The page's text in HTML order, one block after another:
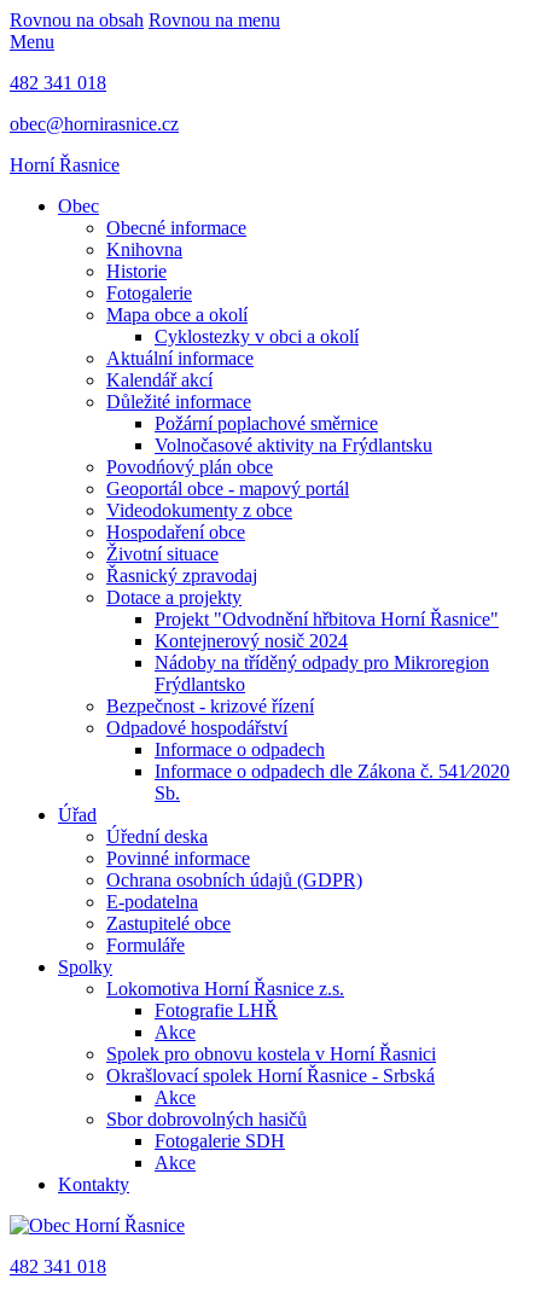
Rovnou na obsah Rovnou na menu
Menu
482 341 018
obec@hornirasnice.cz
Horní Řasnice
Obec
Obecné informace
Knihovna
Historie
Fotogalerie
Mapa obce a okolí
Cyklostezky v obci a okolí
Aktuální informace
Kalendář akcí
Důležité informace
Požární poplachové směrnice
Volnočasové aktivity na Frýdlantsku
Povodńový plán obce
Geoportál obce - mapový portál
Videodokumenty z obce
Hospodaření obce
Životní situace
Řasnický zpravodaj
Dotace a projekty
Projekt "Odvodnění hřbitova Horní Řasnice"
Kontejnerový nosič 2024
Nádoby na tříděný odpady pro Mikroregion
Frýdlantsko
Bezpečnost - krizové řízení
Odpadové hospodářství
Informace o odpadech
Informace o odpadech dle Zákona č. 541⁄2020
Sb.
Úřad
Úřední deska
Povinné informace
Ochrana osobních údajů (GDPR)
E-podatelna
Zastupitelé obce
Formuláře
Spolky
Lokomotiva Horní Řasnice z.s.
Fotografie LHŘ
Akce
Spolek pro obnovu kostela v Horní Řasnici
Okrašlovací spolek Horní Řasnice - Srbská
Akce
Sbor dobrovolných hasičů
Fotogalerie SDH
Akce
Kontakty
482 341 018